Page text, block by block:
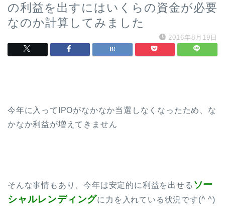
の利益を出すにはいくらの資金が必要
なのか計算してみました
2016年8月19日
今年に入ってIPOがなかなか当選しなくなったため、な
かなか利益が増えてきません
そんな事情もあり、今年は安定的に利益を出せる ソー
シャルレンディングに力を入れている状況です(^ ^)